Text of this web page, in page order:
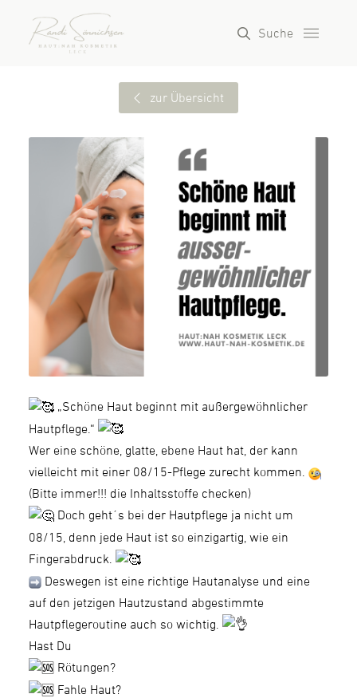
Suche
zur Übersicht
„Schöne Haut beginnt mit außergewöhnlicher
Hautpflege.“
Wer eine schöne, glatte, ebene Haut hat, der kann
vielleicht mit einer 08/15-Pflege zurecht kommen.
(Bitte immer!!! die Inhaltsstoffe checken)
Doch geht´s bei der Hautpflege ja nicht um
08/15, denn jede Haut ist so einzigartig, wie ein
Fingerabdruck.
Deswegen ist eine richtige Hautanalyse und eine
auf den jetzigen Hautzustand abgestimmte
Hautpflegeroutine auch so wichtig.
Hast Du
Rötungen?
Fahle Haut?